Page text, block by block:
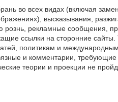
во всех видах (включая
высказывания,
рекламные сообщения,
ссылки на сторонние
политикам и
и комментарии, требующие
теории и проекции не